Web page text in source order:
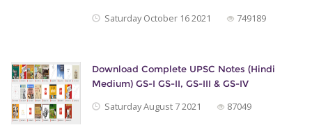
Saturday October 16 2021 749189
Download Complete UPSC Notes (Hindi
Medium) GS-I GS-II, GS-III & GS-IV
Saturday August 7 2021 87049